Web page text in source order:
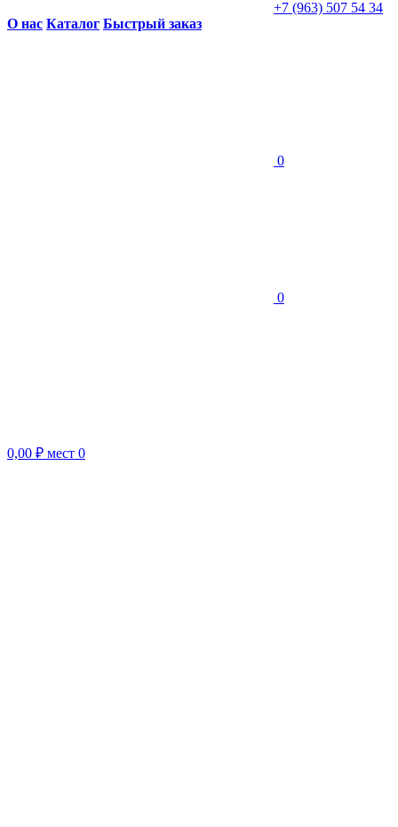
+7 (963) 507 54 34
О нас Каталог Быстрый заказ
0
0
0,00 ₽ мест 0